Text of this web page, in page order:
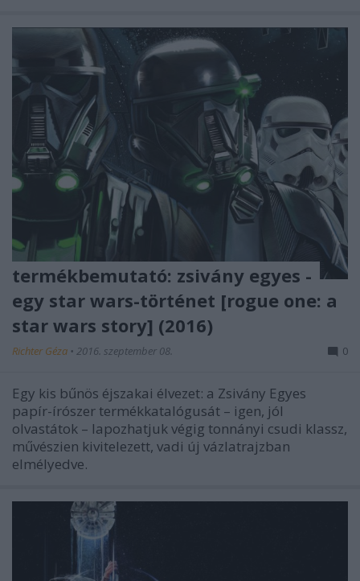
termékbemutató: zsivány egyes -
egy star wars-történet [rogue one: a
star wars story] (2016)
Richter Géza • 2016. szeptember 08. 0
Egy kis bűnös éjszakai élvezet: a Zsivány Egyes
papír-írószer termékkatalógusát – igen, jól
olvastátok – lapozhatjuk végig tonnányi csudi klassz,
művészien kivitelezett, vadi új vázlatrajzban
elmélyedve.